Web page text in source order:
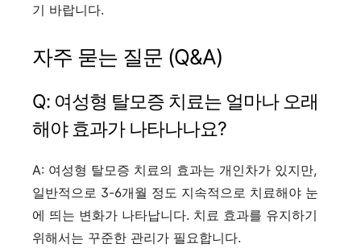
기 바랍니다.
자주 묻는 질문 (Q&A)
Q: 여성형 탈모증 치료는 얼마나 오래
해야 효과가 나타나나요?
A: 여성형 탈모증 치료의 효과는 개인차가 있지만,
일반적으로 3-6개월 정도 지속적으로 치료해야 눈
에 띄는 변화가 나타납니다. 치료 효과를 유지하기
위해서는 꾸준한 관리가 필요합니다.